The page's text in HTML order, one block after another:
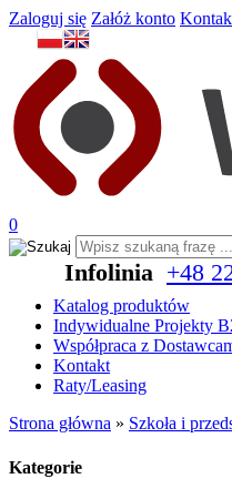
Zaloguj się Załóż konto
0
Infolinia +48
Katalog produktów
Indywidualne Projekty
Współpraca z
Kontakt
Raty/Leasing
Strona główna » Szkoła i
Kategorie